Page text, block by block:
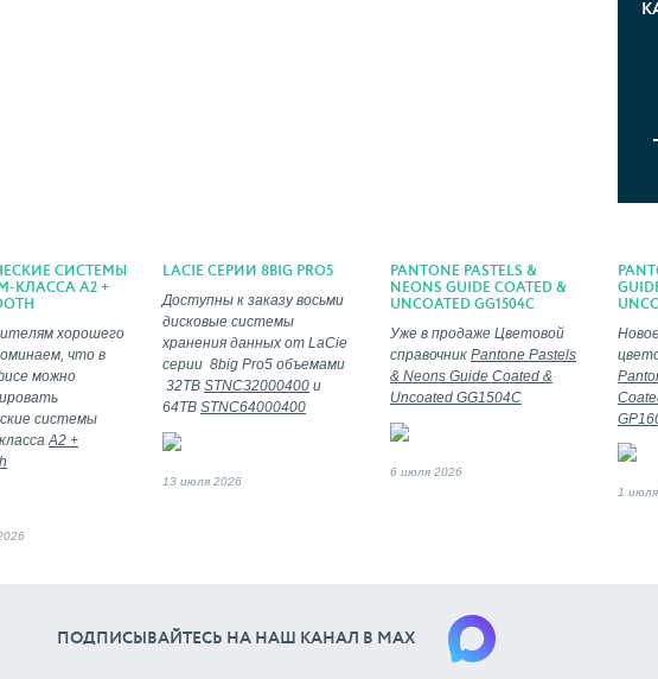
СИСТЕМЫ
КЛАССА A2 +
хорошего
что в
можно
системы
A2 +
LACIE СЕРИИ 8BIG PRO5
Доступны к заказу восьми
дисковые системы
хранения данных от LaCie
серии 8big Pro5 объемами
32TB STNC32000400 и
64ТВ STNC64000400
13 июля 2026
PANTONE PASTELS &
NEONS GUIDE COATED &
UNCOATED GG1504C
Уже в продаже Цветовой
справочник Pantone Pastels
& Neons Guide Coated &
Uncoated GG1504C
6 июля 2026
1
ПОДПИСЫВАЙТЕСЬ НА НАШ КАНАЛ В МАХ